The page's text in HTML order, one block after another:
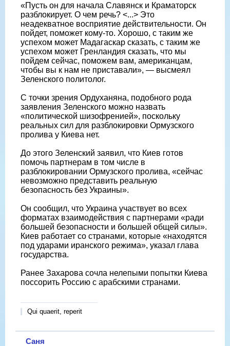
«Пусть он для начала Славянск и Краматорск
разблокирует. О чем речь? <...> Это
неадекватное восприятие действительности. Он
пойдет, поможет кому-то. Хорошо, с таким же
успехом может Мадагаскар сказать, с таким же
успехом может Гренландия сказать, что мы
пойдем сейчас, поможем вам, американцам,
чтобы вы к нам не приставали», — высмеял
Зеленского политолог.
С точки зрения Ордуханяна, подобного рода
заявления Зеленского можно назвать
«политической шизофренией», поскольку
реальных сил для разблокировки Ормузского
пролива у Киева нет.
До этого Зеленский заявил, что Киев готов
помочь партнерам в том числе в
разблокировании Ормузского пролива, «сейчас
невозможно представить реальную
безопасность без Украины».
Он сообщил, что Украина участвует во всех
форматах взаимодействия с партнерами «ради
большей безопасности и большей общей силы».
Киев работает со странами, которые «находятся
под ударами иранского режима», указал глава
государства.
Ранее Захарова сочла нелепыми попытки Киева
поссорить Россию с арабскими странами.
Qui quaerit, reperit
Саня